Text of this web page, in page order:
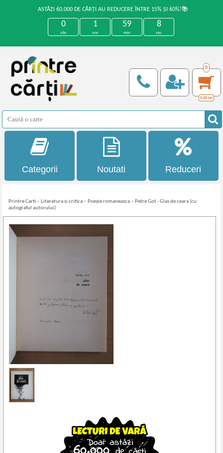
ASTĂZI 60.000 DE CĂRȚI AU REDUCERE ÎNTRE 15% ȘI 60%!📚
0
zile
1
ore
59
min
8
sec
0
0,00 Lei
Categorii Noutati Reduceri
Printre Carti » Literatura si critica » Poezie romaneasca » Petre Got - Glas de ceara (cu
autograful autorului)